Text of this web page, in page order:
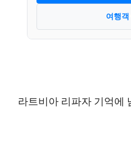
여행
라트비아 리파자 기억에